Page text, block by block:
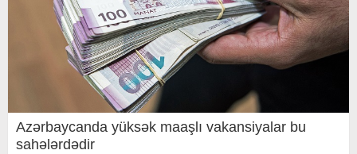
Azərbaycanda yüksək maaşlı vakansiyalar bu
sahələrdədir